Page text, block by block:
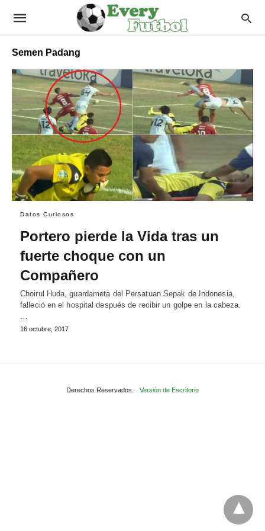
Semen Padang
Datos Curiosos
Portero pierde la Vida tras un
fuerte choque con un
Compañero
Choirul Huda, guardameta del Persatuan Sepak de Indonesia,
falleció en el hospital después de recibir un golpe en la cabeza.
16 octubre, 2017
Derechos Reservados. Versión de Escritorio